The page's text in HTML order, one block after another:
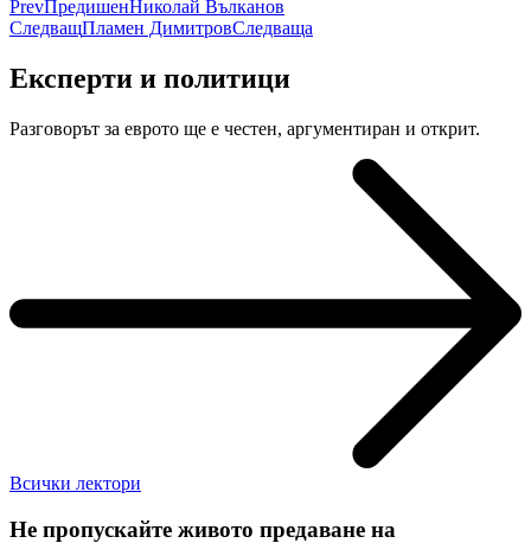
PrevПредишенНиколай Вълканов
СледващПламен ДимитровСледваща
Експерти и политици
Разговорът за еврото ще е честен, аргументиран и открит.
Всички лектори
Не пропускайте живото предаване на